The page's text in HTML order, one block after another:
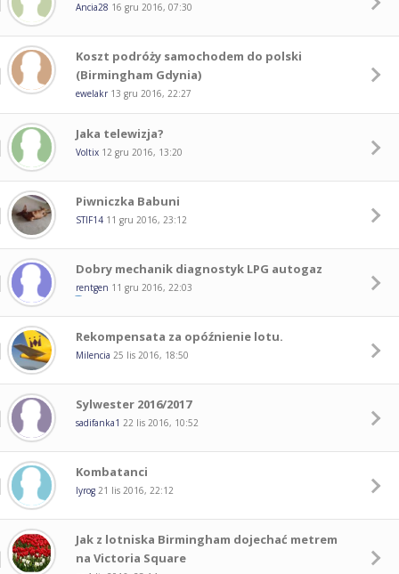
Ancia28 16 gru 2016, 07:30
Koszt podróży samochodem do polski
(Birmingham Gdynia)
ewelakr 13 gru 2016, 22:27
Jaka telewizja?
Voltix 12 gru 2016, 13:20
Piwniczka Babuni
STIF14 11 gru 2016, 23:12
Dobry mechanik diagnostyk LPG autogaz
rentgen 11 gru 2016, 22:03
Rekompensata za opóźnienie lotu.
Milencia 25 lis 2016, 18:50
Sylwester 2016/2017
sadifanka1 22 lis 2016, 10:52
Kombatanci
lyrog 21 lis 2016, 22:12
Jak z lotniska Birmingham dojechać metrem
na Victoria Square